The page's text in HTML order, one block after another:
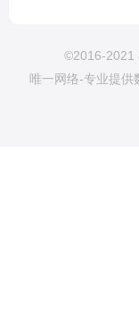
©2016-2021
唯一网络-专业提供